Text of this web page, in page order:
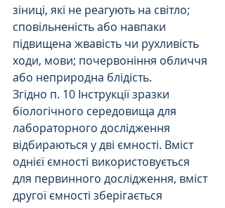
зіниці, які не реагують на світло;
сповільненість або навпаки
підвищена жвавість чи рухливість
ходи, мови; почервоніння обличчя
або неприродна блідість.
Згідно п. 10 Інструкції зразки
біологічного середовища для
лабораторного дослідження
відбираються у дві ємності. Вміст
однієї ємності використовується
для первинного дослідження, вміст
другої ємності зберігається